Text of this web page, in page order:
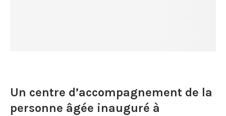
Un centre d’accompagnement de la
personne âgée inauguré à